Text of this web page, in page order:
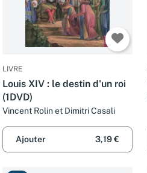
LIVRE
Louis XIV : le destin d'un roi
(1DVD)
Vincent Rolin et Dimitri Casali
Ajouter 3,19 €